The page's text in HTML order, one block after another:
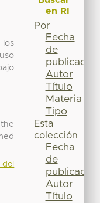
los
en RI
Por
Fecha
de
publicación
Autor
Título
Materia
Tipo
Esta
colección
Fecha
de
publicación
Autor
Título